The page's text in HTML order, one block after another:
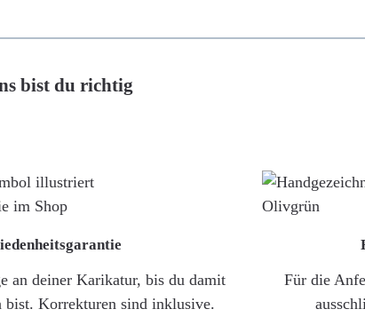
bist du richtig
an deiner Karikatur, bis du damit
bist. Korrekturen sind inklusive.
Für die